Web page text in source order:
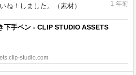
ね！しました。（素材） 1 年前
下手ペン - CLIP STUDIO ASSETS
studio.com